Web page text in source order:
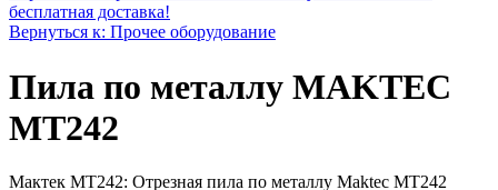
бесплатная доставка!
Вернуться к: Прочее оборудование
Пила по металлу MAKTEC
MT242
Мактек МТ242: Отрезная пила по металлу Maktec MT242